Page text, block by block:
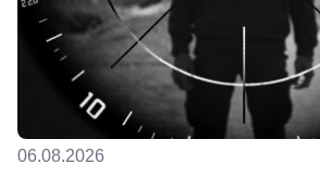
06.08.2026